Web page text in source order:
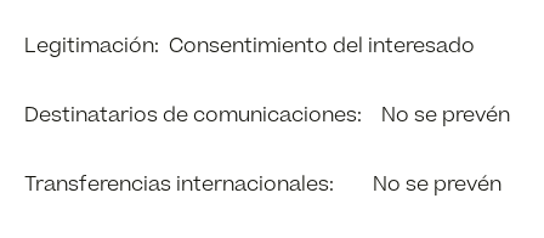
Legitimación: Consentimiento del interesado
Destinatarios de comunicaciones: No se prevén
Transferencias internacionales: No se prevén